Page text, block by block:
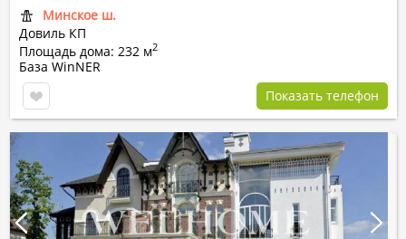
Минское ш.
Довиль КП
Площадь дома: 232 м2
База WinNER
Показать телефон